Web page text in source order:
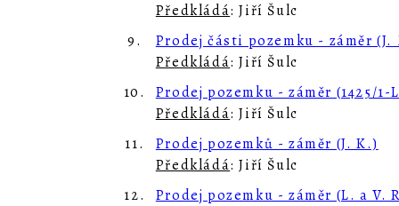
Předkládá: Jiří Šulc
9.
Prodej části pozemku - záměr (J.
Předkládá: Jiří Šulc
10.
Prodej pozemku - záměr (1425/1-
Předkládá: Jiří Šulc
11.
Prodej pozemků - záměr (J. K.)
Předkládá: Jiří Šulc
12.
Prodej pozemku - záměr (L. a V.